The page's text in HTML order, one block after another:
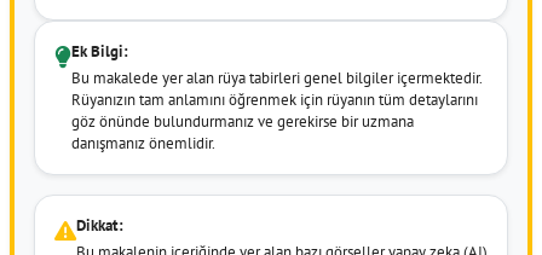
Ek Bilgi:
Bu makalede yer alan rüya tabirleri genel bilgiler içermektedir.
Rüyanızın tam anlamını öğrenmek için rüyanın tüm detaylarını
göz önünde bulundurmanız ve gerekirse bir uzmana
danışmanız önemlidir.
Dikkat: